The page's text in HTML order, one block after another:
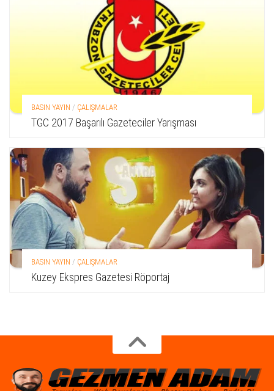
BASIN YAYIN / ÇALIŞMALAR
TGC 2017 Başarılı Gazeteciler Yarışması
BASIN YAYIN / ÇALIŞMALAR
Kuzey Ekspres Gazetesi Röportaj